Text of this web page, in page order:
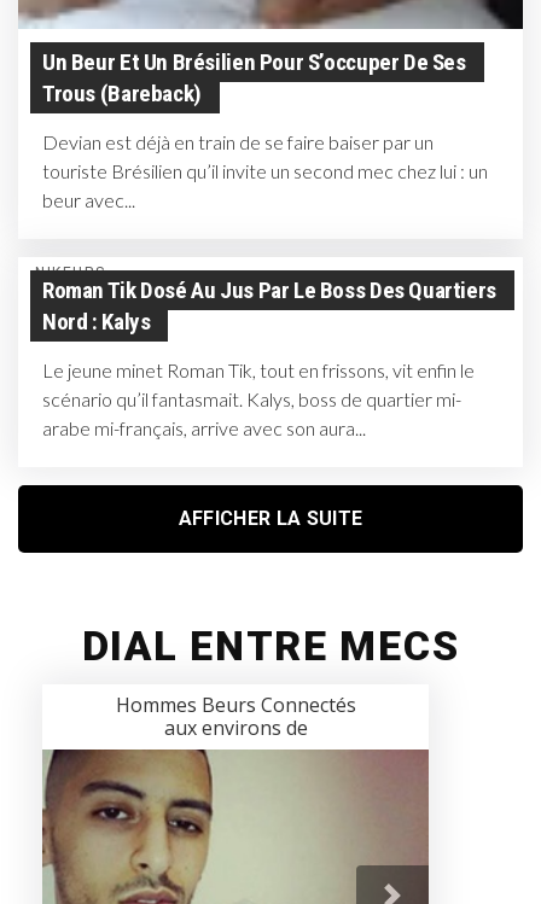
Un Beur Et Un Brésilien Pour S’occuper De Ses
Trous (Bareback)
Devian est déjà en train de se faire baiser par un
touriste Brésilien qu’il invite un second mec chez lui : un
beur avec...
NIKEURS
Roman Tik Dosé Au Jus Par Le Boss Des Quartiers
Nord : Kalys
Le jeune minet Roman Tik, tout en frissons, vit enfin le
scénario qu’il fantasmait. Kalys, boss de quartier mi-
arabe mi-français, arrive avec son aura...
AFFICHER LA SUITE
DIAL ENTRE MECS